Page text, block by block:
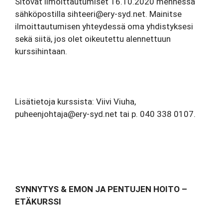
sähköpostilla sihteeri@ery-syd.net. Mainitse
ilmoittautumisen yhteydessä oma yhdistyksesi
sekä siitä, jos olet oikeutettu alennettuun
kurssihintaan.
Lisätietoja kurssista: Viivi Viuha,
puheenjohtaja@ery-syd.net tai p. 040 338 0107.
SYNNYTYS & EMON JA PENTUJEN HOITO –
ETÄKURSSI